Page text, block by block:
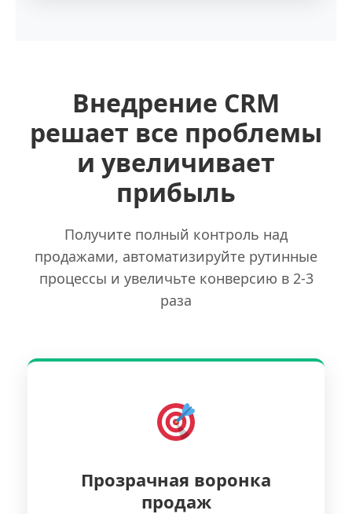
Внедрение CRM
решает все проблемы
и увеличивает
прибыль
Получите полный контроль над
продажами, автоматизируйте рутинные
процессы и увеличьте конверсию в 2-3
раза
Прозрачная воронка
продаж